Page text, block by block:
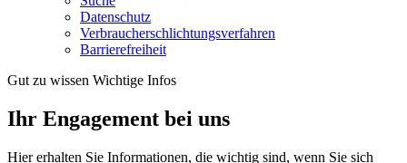
Datenschutz
Verbraucherschlichtungsverfahren
Barrierefreiheit
Gut zu wissen Wichtige Infos
Ihr Engagement bei uns
Hier erhalten Sie Informationen, die wichtig sind, wenn Sie sich